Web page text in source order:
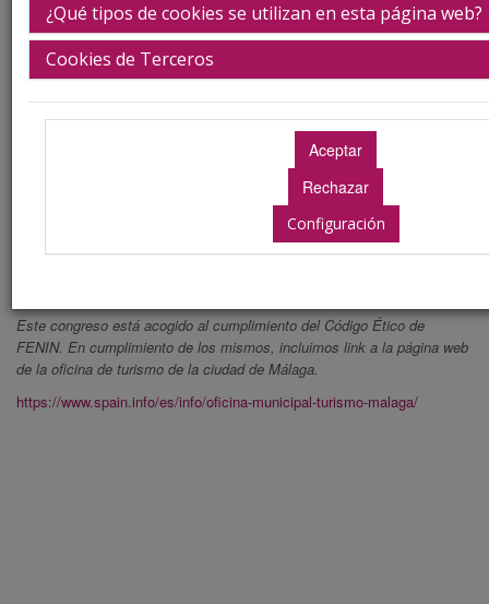
¿Qué tipos de cookies se utilizan en esta página web?
Cookies de Terceros
Configuración
iEvents
Secretaría Técnica
Información general
Bienvenidos a Málaga
Este congreso está acogido al cumplimiento del Código Ético de
FENIN. En cumplimiento de los mismos, incluimos link a la página web
de la oficina de turismo de la ciudad de Málaga.
https://www.spain.info/es/info/oficina-municipal-turismo-malaga/